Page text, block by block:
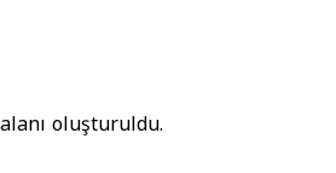
oluşturuldu.